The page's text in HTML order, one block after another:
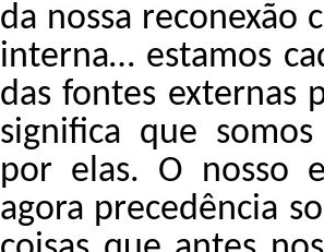
da nossa reconexão
interna… estamos
das fontes externas
significa que
por elas. O nosso
agora precedência